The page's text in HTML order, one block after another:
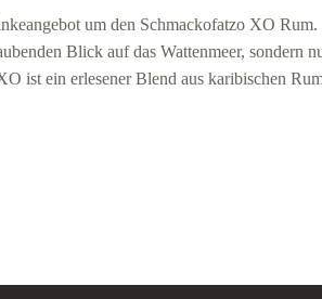
um den Schmackofatzo XO Rum.
Blick auf das Wattenmeer, sondern
ist ein erlesener Blend aus karibischen